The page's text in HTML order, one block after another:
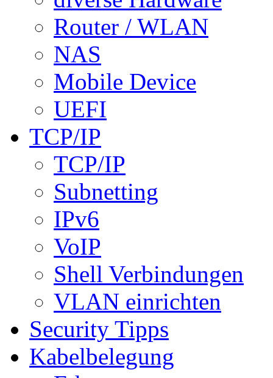
Router / WLAN
NAS
Mobile Device
UEFI
TCP/IP
TCP/IP
Subnetting
IPv6
VoIP
Shell Verbindungen
VLAN einrichten
Security Tipps
Kabelbelegung